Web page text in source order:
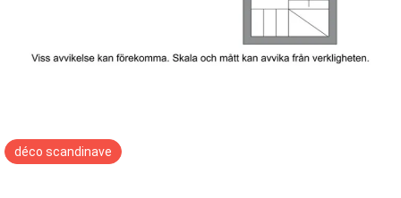
déco scandinave